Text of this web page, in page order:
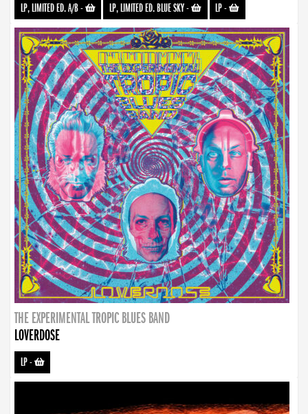
LP, LIMITED ED. A/B- LP, LIMITED ED. BLUE SKY- LP-
THE EXPERIMENTAL TROPIC BLUES BAND
LOVERDOSE
LP-